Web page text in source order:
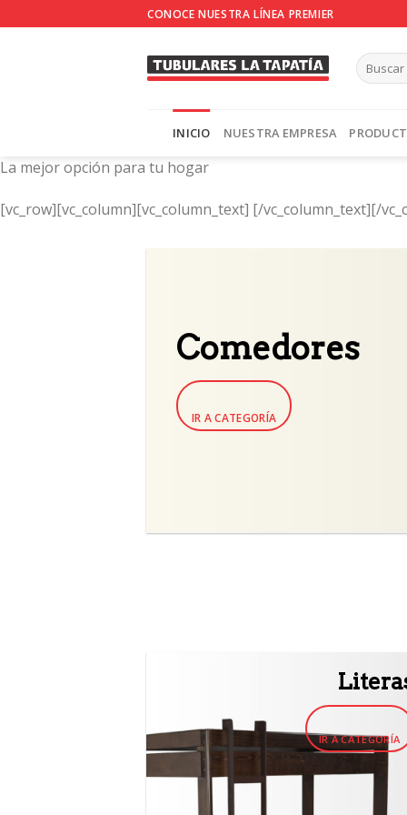
to
CONOCE NUESTRA LÍNEA PREMIER
INICIO NUESTRA EMPRESA
La mejor opción para tu hogar
[vc_row][vc_column][vc_column_text] [/vc_column_text][/
Comedores
IR A CATEGORÍA
IR A CATEGORÍA